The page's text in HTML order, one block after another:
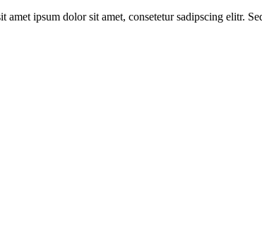
amet ipsum dolor sit amet, consetetur sadipscing elitr.